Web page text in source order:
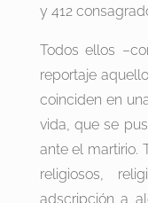
y 412
Todos ellos
reportaje
coinciden en
vida, que se
ante el martirio.
religiosos,
adscripción a